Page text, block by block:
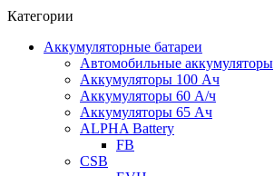
Категории
Аккумуляторные батареи
Автомобильные аккумуляторы
Аккумуляторы 100 Ач
Аккумуляторы 60 А/ч
Аккумуляторы 65 Ач
ALPHA Battery
FB
CSB